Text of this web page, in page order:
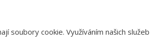
soubory cookie. Využíváním našich